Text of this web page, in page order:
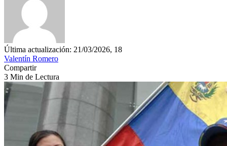
Última actualización: 21/03/2026, 18
Valentín Romero
Compartir
3 Min de Lectura